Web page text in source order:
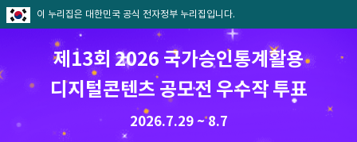
이 누리집은 대한민국 공식 전자정부 누리집입니다.
제13회 2026 국가승인통계활용
디지털콘텐츠 공모전 우수작 투표
2026.7.29 ~ 8.7